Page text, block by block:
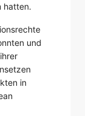
hatten.
und
in